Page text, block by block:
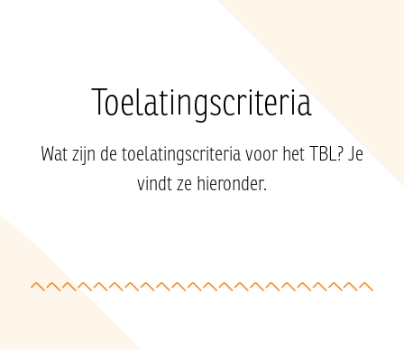
Toelatingscriteria
Wat zijn de toelatingscriteria voor het TBL? Je
vindt ze hieronder.